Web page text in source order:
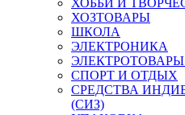
ХОББИ И
ХОЗТОВАРЫ
ШКОЛА
ЭЛЕКТРОНИКА
СПОРТ И ОТДЫХ
СРЕДСТВА
(СИЗ)